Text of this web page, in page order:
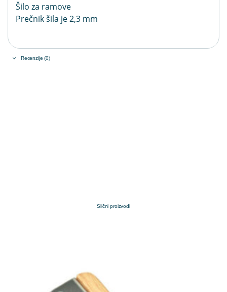
Šilo za ramove
Prečnik šila je 2,3 mm
Recenzije (0)
Slični proizvodi